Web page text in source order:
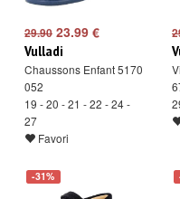
29.90 23.99 €
Vulladi
Chaussons Enfant 5170
052
19 - 20 - 21 - 22 - 24 -
27
Favori
-31%